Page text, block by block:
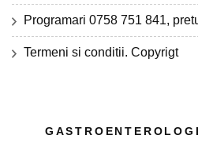
Programari 0758 751 841,
Termeni si conditii. Copyrigt